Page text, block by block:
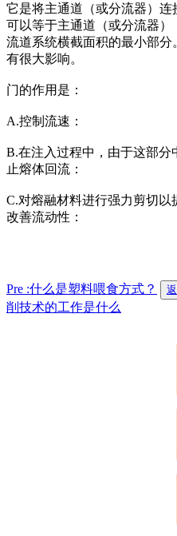
它是将主通道（或分流器）
可以等于主通道（或分流器
流道系统横截面积的最小部
有很大影响。
门的作用是：
A.控制流速：
B.在注入过程中，由于这部
止熔体回流：
C.对熔融材料进行强力剪切
改善流动性：
Pre :什么是塑料喂食方式？
削技术的工作是什么